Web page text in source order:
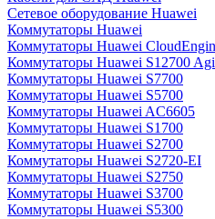
Сетевое оборудование Huawei
Коммутаторы Huawei
Коммутаторы Huawei
Коммутаторы Huawei S12700
Коммутаторы Huawei S7700
Коммутаторы Huawei S5700
Коммутаторы Huawei AC6605
Коммутаторы Huawei S1700
Коммутаторы Huawei S2700
Коммутаторы Huawei S2720-EI
Коммутаторы Huawei S2750
Коммутаторы Huawei S3700
Коммутаторы Huawei S5300